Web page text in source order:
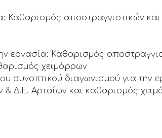
Καθαρισμός αποστραγγιστικών
εργασία: Καθαρισμός
χειμάρρων
συνοπτικού διαγωνισμού για την
& Δ.Ε. Αρταίων και καθαρισμός